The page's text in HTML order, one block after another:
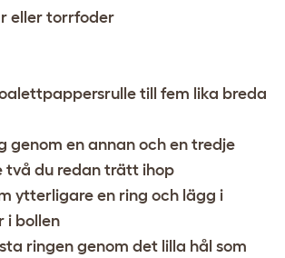
eller torrfoder
till fem lika breda
genom en annan och en tredje
två du redan trätt ihop
ytterligare en ring och lägg i
i bollen
ringen genom det lilla hål som